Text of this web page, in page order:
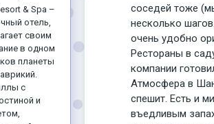
& Spa –
отель,
своим
в одном
планеты
с
и
соседей тоже
несколько
очень удобно
Рестораны в
компании
Атмосфера в
спешит. Есть и
въедливым